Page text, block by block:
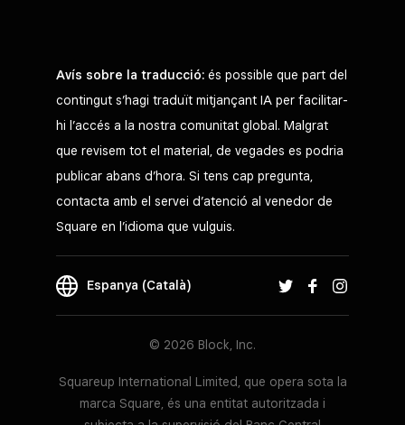
Avís sobre la traducció: és possible que part del
contingut s’hagi traduït mitjançant IA per facilitar-
hi l’accés a la nostra comunitat global. Malgrat
que revisem tot el material, de vegades es podria
publicar abans d’hora. Si tens cap pregunta,
contacta amb el servei d’atenció al venedor de
Square en l’idioma que vulguis.
Espanya (Català)
© 2026 Block, Inc.
Squareup International Limited, que opera sota la
marca Square, és una entitat autoritzada i